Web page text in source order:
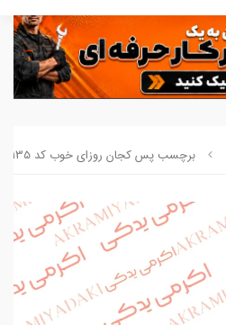
برچسب پس کجان روزای خوب کد 135